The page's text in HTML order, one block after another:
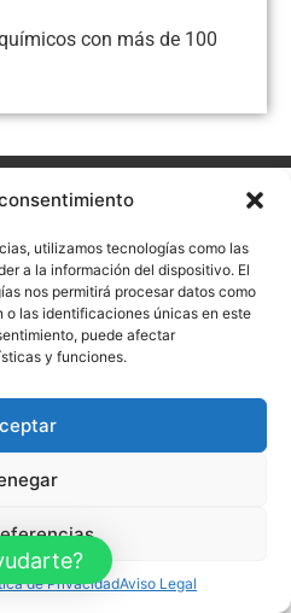
utilizamos tecnologías como las
a la información del dispositivo. El
nos permitirá procesar datos como
las identificaciones únicas en este
puede afectar
y funciones.
de PrivacidadAviso Legal
con más de 100
Política de Cookies
CON EL PROGRAMA KIT
NEXT GENERATION (EU) DEL
Y RESILENCIA
– Todos los derechos reservados.